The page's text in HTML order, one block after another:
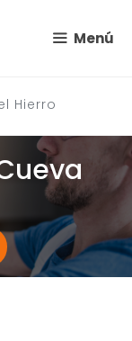
Menú
Hierro